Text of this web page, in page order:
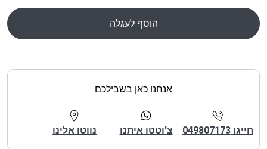
הוסף לעגלה
אנחנו כאן בשבילכם
חייגו 049807173 צ'וטטו איתנו נווטו אלינו